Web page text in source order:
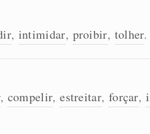
, intimidar, proibir, tolher.
, compelir, estreitar, forçar,